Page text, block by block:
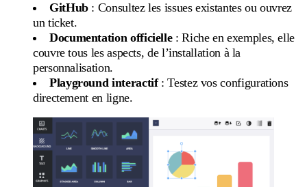
GitHub: Consultez les issues existantes ou ouvrez
un ticket.
Documentation officielle: Riche en exemples, elle
couvre tous les aspects, de l’installation à la
personnalisation.
Playground interactif: Testez vos configurations
directement en ligne.